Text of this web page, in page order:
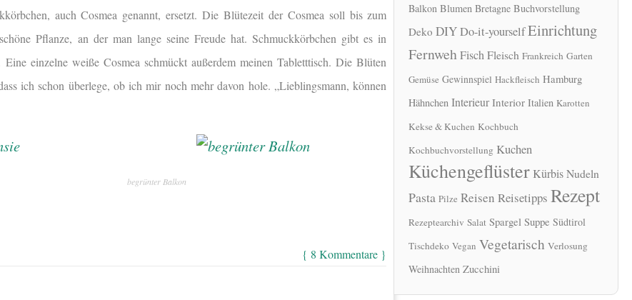
auch Cosmea genannt, ersetzt. Die Blütezeit der Cosmea soll bis zum
Pflanze, an der man lange seine Freude hat. Schmuckkörbchen gibt es in
einzelne weiße Cosmea schmückt außerdem meinen Tabletttisch. Die Blüten
ich schon überlege, ob ich mir noch mehr davon hole. „Lieblingsmann, können
begrünter Balkon
{ 8 Kommentare }
Balkon Blumen Bretagne Buchvorstellung
Deko DIYDo-it-yourselfEinrichtung
FernwehFischFleisch Frankreich Garten
Gemüse Gewinnspiel Hackfleisch Hamburg
Hähnchen Interieur Interior Italien Karotten
Kekse & Kuchen Kochbuch
Kochbuchvorstellung Kuchen
Küchengeflüster KürbisNudeln
Pasta Pilze Reisen Reisetipps Rezept
Rezeptearchiv Salat Spargel Suppe Südtirol
Tischdeko Vegan Vegetarisch Verlosung
Weihnachten Zucchini